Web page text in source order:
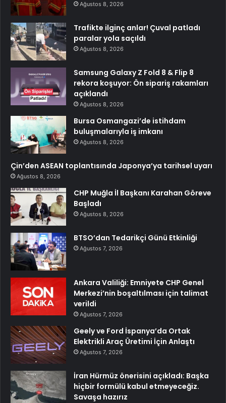
Ağustos 8, 2026
Trafikte ilginç anlar! Çuval patladı
paralar yola saçıldı
Ağustos 8, 2026
Samsung Galaxy Z Fold 8 & Flip 8
rekora koşuyor: Ön sipariş rakamları
açıklandı
Ağustos 8, 2026
Bursa Osmangazi’de istihdam
buluşmalarıyla iş imkanı
Ağustos 8, 2026
Çin’den ASEAN toplantısında Japonya’ya tarihsel uyarı
Ağustos 8, 2026
CHP Muğla İl Başkanı Karahan Göreve
Başladı
Ağustos 8, 2026
BTSO’dan Tedarikçi Günü Etkinliği
Ağustos 7, 2026
Ankara Valiliği: Emniyete CHP Genel
Merkezi’nin boşaltılması için talimat
verildi
Ağustos 7, 2026
Geely ve Ford İspanya’da Ortak
Elektrikli Araç Üretimi İçin Anlaştı
Ağustos 7, 2026
İran Hürmüz önerisini açıkladı: Başka
hiçbir formülü kabul etmeyeceğiz.
Savaşa hazırız